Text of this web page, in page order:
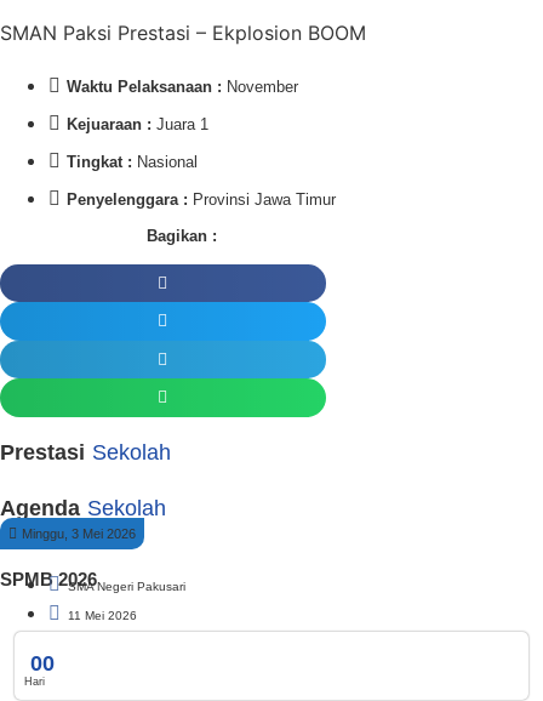
SMAN Paksi Prestasi – Ekplosion BOOM
Waktu Pelaksanaan : November
Kejuaraan : Juara 1
Tingkat : Nasional
Penyelenggara : Provinsi Jawa Timur
Bagikan :
Prestasi Sekolah
Agenda Sekolah
Minggu, 3 Mei 2026
SPMB 2026SMA Negeri Pakusari
11 Mei 2026
00
Hari